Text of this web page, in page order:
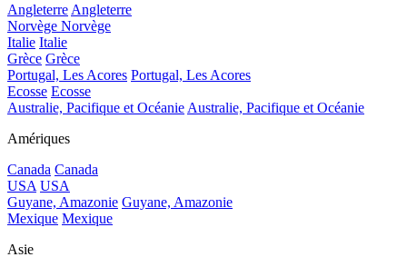
Angleterre Angleterre
Norvège Norvège
Italie Italie
Grèce Grèce
Portugal, Les Acores Portugal, Les Acores
Ecosse Ecosse
Australie, Pacifique et Océanie Australie, Pacifique et Océanie
Amériques
Canada Canada
USA USA
Guyane, Amazonie Guyane, Amazonie
Mexique Mexique
Asie